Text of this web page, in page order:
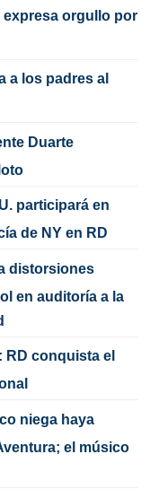
expresa orgullo por
a los padres al
Duarte
participará en
de NY en RD
distorsiones
en auditoría a la
conquista el
niega haya
el músico